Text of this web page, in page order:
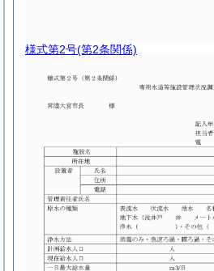
様式第2号(第2条関係)